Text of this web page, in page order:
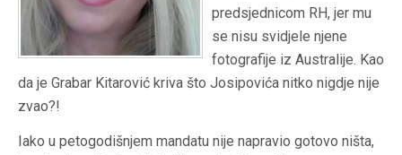
predsjednicom RH, jer mu
se nisu svidjele njene
fotografije iz Australije. Kao
da je Grabar Kitarović kriva što Josipovića nitko nigdje nije
zvao?!
Iako u petogodišnjem mandatu nije napravio gotovo ništa,